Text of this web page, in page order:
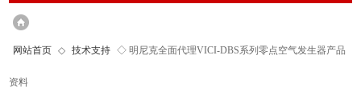
网站首页 ◇ 技术支持 ◇ 明尼克全面代理VICI-DBS系列零点空气发生器产品
资料